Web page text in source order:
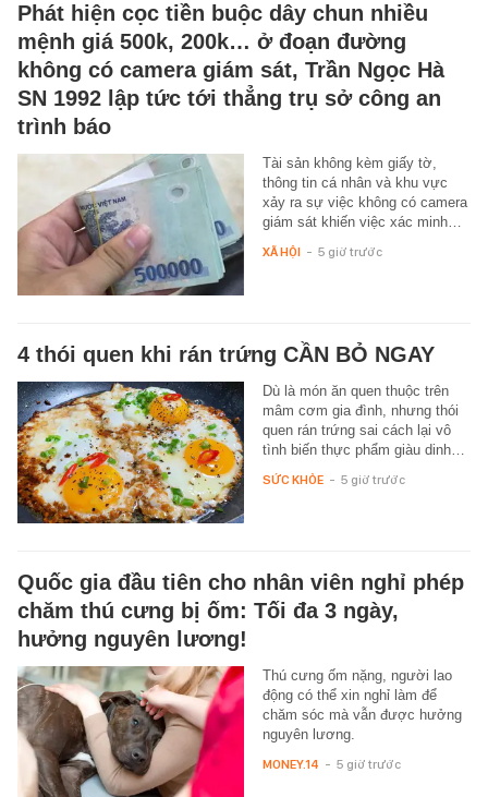
Phát hiện cọc tiền buộc dây chun nhiều
mệnh giá 500k, 200k… ở đoạn đường
không có camera giám sát, Trần Ngọc Hà
SN 1992 lập tức tới thẳng trụ sở công an
trình báo
Tài sản không kèm giấy tờ,
thông tin cá nhân và khu vực
xảy ra sự việc không có camera
giám sát khiến việc xác minh…
XÃ HỘI - 5 giờ trước
4 thói quen khi rán trứng CẦN BỎ NGAY
Dù là món ăn quen thuộc trên
mâm cơm gia đình, nhưng thói
quen rán trứng sai cách lại vô
tình biến thực phẩm giàu dinh…
SỨC KHỎE - 5 giờ trước
Quốc gia đầu tiên cho nhân viên nghỉ phép
chăm thú cưng bị ốm: Tối đa 3 ngày,
hưởng nguyên lương!
Thú cưng ốm nặng, người lao
động có thể xin nghỉ làm để
chăm sóc mà vẫn được hưởng
nguyên lương.
MONEY.14 - 5 giờ trước